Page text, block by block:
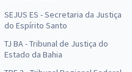
SEJUS ES - Secretaria da Justiça
do Espírito Santo
TJ BA - Tribunal de Justiça do
Estado da Bahia